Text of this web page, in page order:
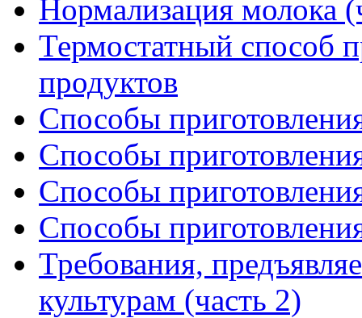
Нормализация молока
Термостатный способ
продуктов
Способы
Способы
Способы
Способы
Требования,
культурам (часть 2)